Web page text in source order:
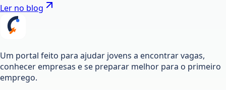
Ler no blog
Um portal feito para ajudar jovens a encontrar vagas,
conhecer empresas e se preparar melhor para o primeiro
emprego.